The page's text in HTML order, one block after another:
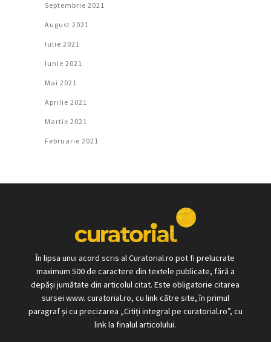
Septembrie 2021
August 2021
Iulie 2021
Iunie 2021
Mai 2021
Aprilie 2021
Martie 2021
Februarie 2021
În lipsa unui acord scris al Curatorial.ro pot fi prelucrate
maximum 500 de caractere din textele publicate, fără a
depăși jumătate din articolul citat. Este obligatorie citarea
sursei www. curatorial.ro, cu link către site, în primul
paragraf și cu precizarea „Citiți integral pe curatorial.ro”, cu
link la finalul articolului.